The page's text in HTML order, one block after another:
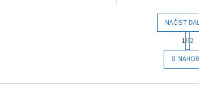
O
v
l
d
NAČÍST
S
t
r
á
n
o
1 2